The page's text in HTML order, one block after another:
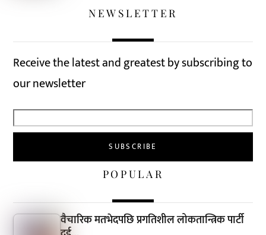
NEWSLETTER
Receive the latest and greatest by subscribing to
our newsletter
POPULAR
वैचारिक मतभेदपछि प्रगतिशील लोकतान्त्रिक पार्टी